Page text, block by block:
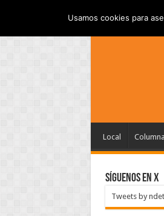
Local
SÍGUENOS EN X
Tweets by
Usamos cookies para